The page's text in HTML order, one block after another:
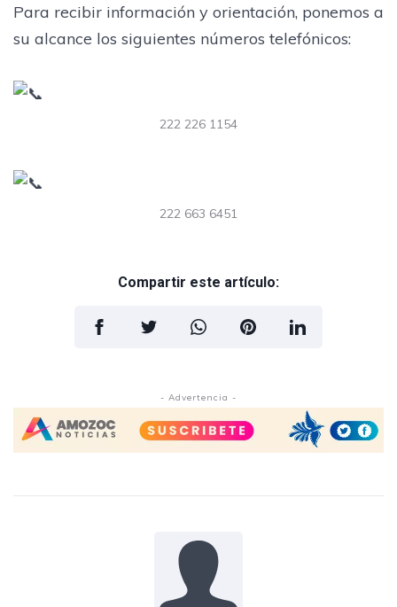
Para recibir información y orientación, ponemos a
su alcance los siguientes números telefónicos:
222 226 1154
222 663 6451
Compartir este artículo:
- Advertencia -